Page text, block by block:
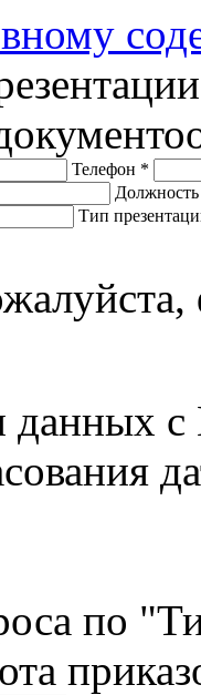
Телефон *
Тип
данных
по